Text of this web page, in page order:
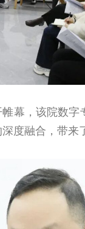
，该院数字
度融合，带来